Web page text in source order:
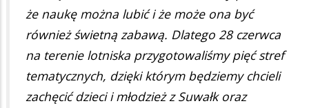
że naukę można lubić i że może ona być
również świetną zabawą. Dlatego 28 czerwca
na terenie lotniska przygotowaliśmy pięć stref
tematycznych, dzięki którym będziemy chcieli
zachęcić dzieci i młodzież z Suwałk oraz